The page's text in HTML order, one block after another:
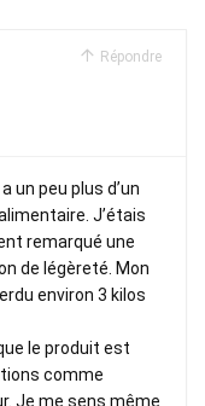
Répondre
un peu plus d’un
J’étais
remarqué une
de légèreté. Mon
environ 3 kilos
le produit est
comme
Je me sens même